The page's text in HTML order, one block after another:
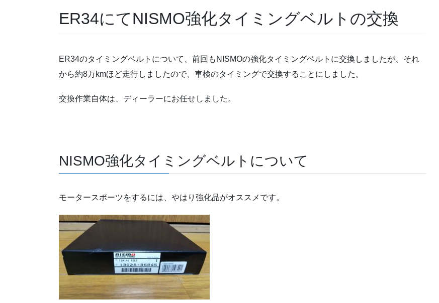
ER34にてNISMO強化タイミングベルトの交換
ER34のタイミングベルトについて、前回もNISMOの強化タイミングベルトに交換しましたが、それ
から約8万kmほど走行しましたので、車検のタイミングで交換することにしました。
交換作業自体は、ディーラーにお任せしました。
NISMO強化タイミングベルトについて
モータースポーツをするには、やはり強化品がオススメです。